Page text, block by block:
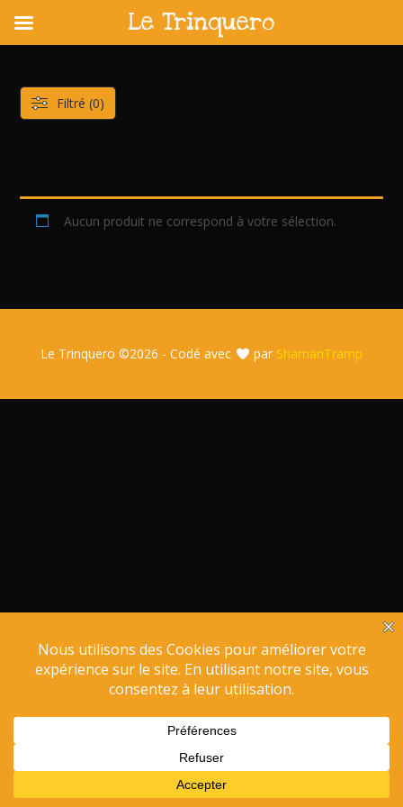
content
Aucun produit ne correspond à votre sélection.
Filtré (0)
Le Trinquero ©2026 - Codé avec par ShamanTramp
Le Trinquero